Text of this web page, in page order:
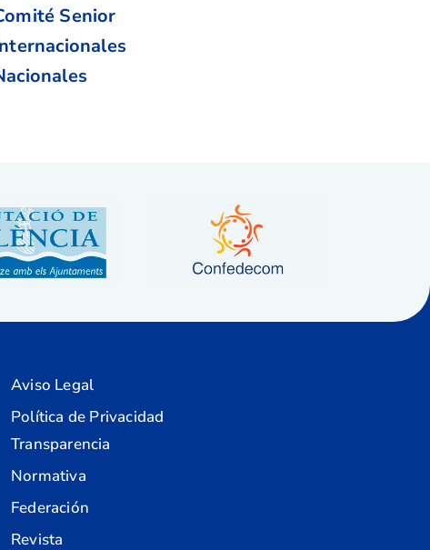
Senior
Aviso Legal
Política de Privacidad
Transparencia
Normativa
Federación
Revista